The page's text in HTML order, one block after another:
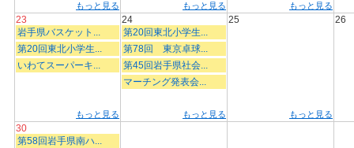
もっと見る もっと見る もっと見る
23
岩手県バスケット...
第20回東北小学生...
いわてスーパーキ...
もっと見る
24
第20回東北小学生...
第78回 東京卓球...
第45回岩手県社会...
マーチング発表会...
もっと見る
25
もっと見る
26
30
第58回岩手県南ハ...